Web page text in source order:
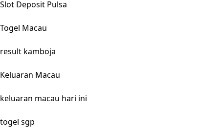
Slot Deposit Pulsa
Togel Macau
result kamboja
Keluaran Macau
keluaran macau hari ini
togel sgp